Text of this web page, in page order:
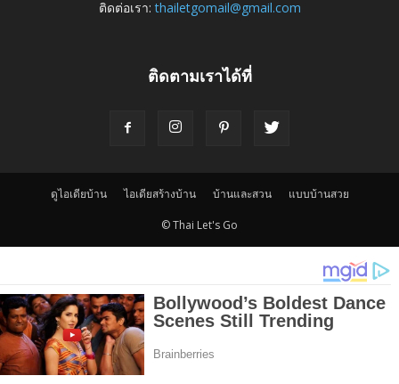
ติดต่อเรา:thailetgomail@gmail.com
ติดตามเราได้ที่
ดูไอเดียบ้าน ไอเดียสร้างบ้าน บ้านและสวน แบบบ้านสวย
© Thai Let's Go